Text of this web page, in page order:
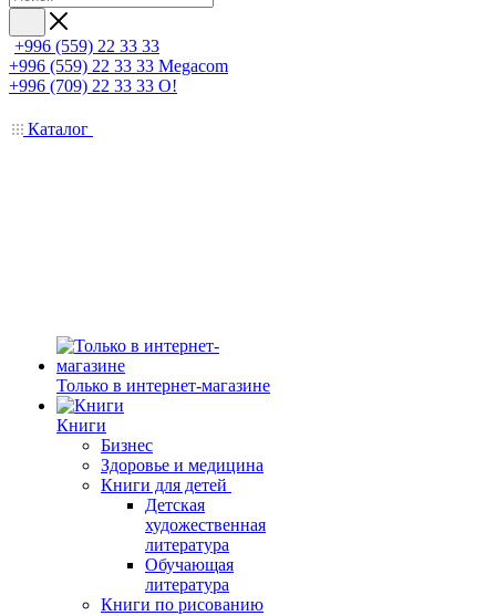
+996 (559) 22 33 33
+996 (559) 22 33 33 Megacom
+996 (709) 22 33 33 O!
Каталог
Только в интернет-магазине
Книги
Бизнес
Здоровье и медицина
Книги для детей
Детская
художественная
литература
Обучающая
литература
Книги по рисованию